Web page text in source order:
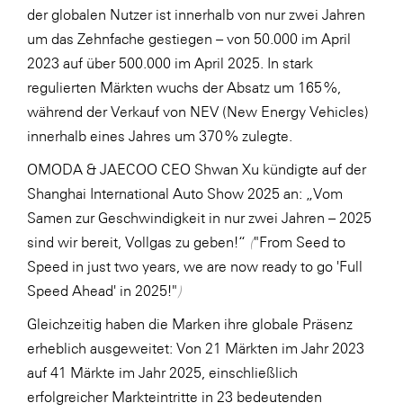
der globalen Nutzer ist innerhalb von nur zwei Jahren
um das Zehnfache gestiegen – von 50.000 im April
2023 auf über 500.000 im April 2025. In stark
regulierten Märkten wuchs der Absatz um 165 %,
während der Verkauf von NEV (New Energy Vehicles)
innerhalb eines Jahres um 370 % zulegte.
OMODA & JAECOO CEO Shwan Xu kündigte auf der
Shanghai International Auto Show 2025 an: „Vom
Samen zur Geschwindigkeit in nur zwei Jahren – 2025
sind wir bereit, Vollgas zu geben!“ ("From Seed to
Speed in just two years, we are now ready to go 'Full
Speed Ahead' in 2025!")
Gleichzeitig haben die Marken ihre globale Präsenz
erheblich ausgeweitet: Von 21 Märkten im Jahr 2023
auf 41 Märkte im Jahr 2025, einschließlich
erfolgreicher Markteintritte in 23 bedeutenden